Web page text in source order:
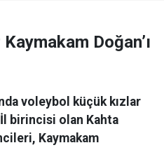
Doğan’ı
voleybol küçük kızlar
birincisi olan Kahta
Kaymakam